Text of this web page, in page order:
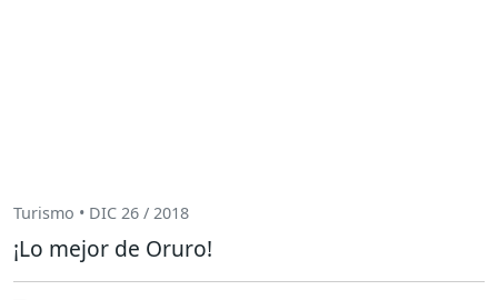
Turismo • DIC 26 / 2018
¡Lo mejor de Oruro!